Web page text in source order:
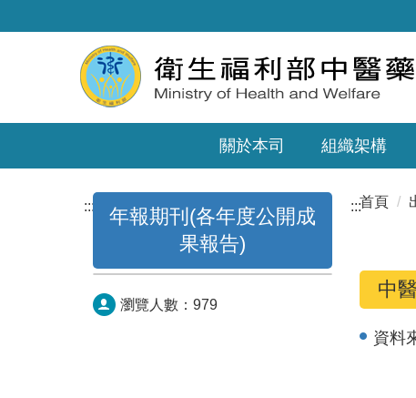
關於本司 組織架構
:::
年報期刊(各年度公開成
果報告)
瀏覽人數： 979
:::首頁
中
資料